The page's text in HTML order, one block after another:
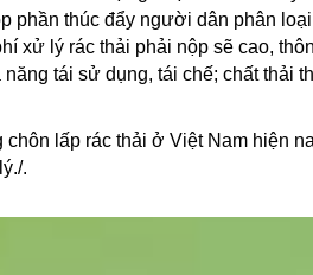
phần thúc đẩy người dân phân
xử lý rác thải phải nộp sẽ cao,
tái sử dụng, tái chế; chất thải
lấp rác thải ở Việt Nam hiện
.